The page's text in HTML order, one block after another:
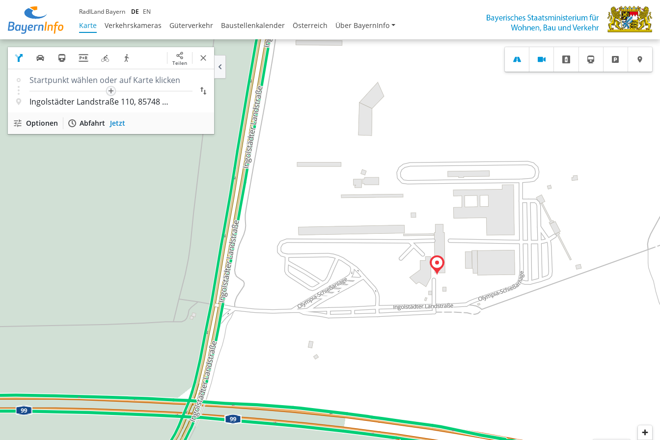
Karte Verkehrskameras Güterverkehr Baustellenkalender Österreich Über BayernInfo
RadlLand Bayern DE EN
Teilen
Optionen Abfahrt Jetzt